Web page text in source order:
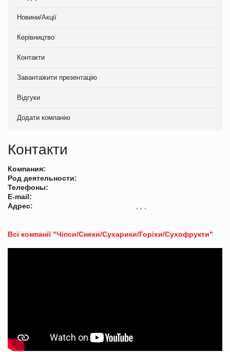
Новини/Акції
Керівництво
Контакти
Завантажити презентацію
Відгуки
Додати компанію
Контакти
Компания:
Род деятельности:
Телефоны:
E-mail:
Адрес:
Всі компанії "Чіпси/Снеки/Сухарики/Горіхи/Сухофрукти"